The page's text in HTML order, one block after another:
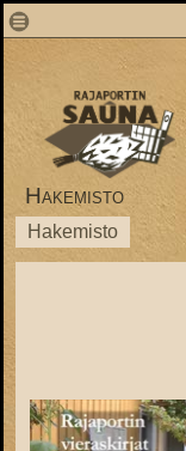
1
Hakemisto
Hakemisto